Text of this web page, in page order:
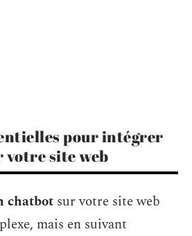
pour intégrer
site web
chatbot sur votre site web
mais en suivant